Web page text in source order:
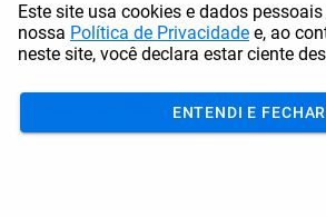
Este site usa cookies e dados
nossa Política de Privacidade e, ao
neste site, você declara estar ciente
ENTENDI E FECHAR